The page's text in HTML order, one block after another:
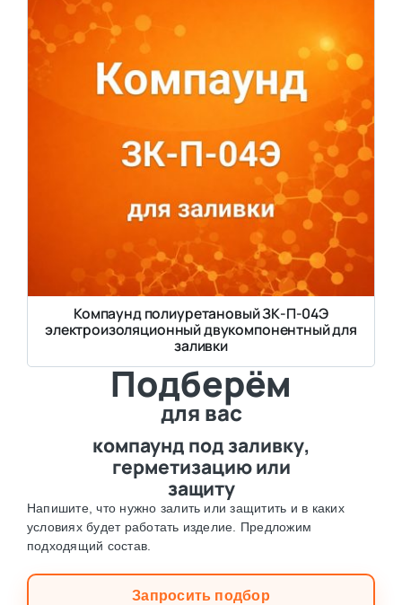
Компаунд полиуретановый ЗК-П-04Э
электроизоляционный двукомпонентный для
заливки
Подберём
для вас
компаунд под заливку,
герметизацию или
защиту
Напишите, что нужно залить или защитить и в каких
условиях будет работать изделие. Предложим
подходящий состав.
Запросить подбор